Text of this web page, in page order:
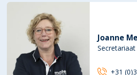
Joanne
Secretariaat
+31